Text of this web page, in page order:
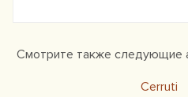
Смотрите также следующие
Cerruti